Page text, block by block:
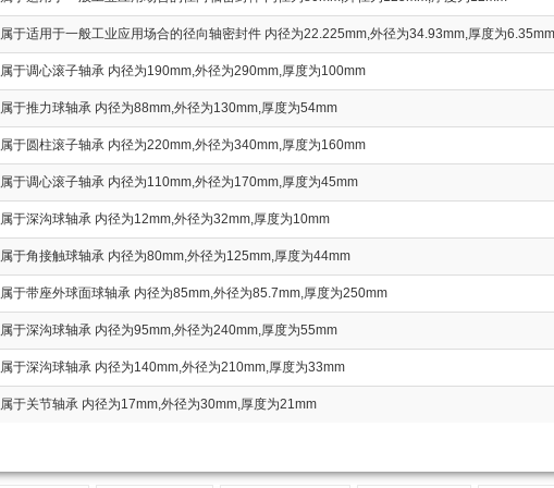
属于适用于一般工业应用场合的径向轴密封件 内径为22.225mm,外径为34.93mm,厚度为6.35mm
属于调心滚子轴承 内径为190mm,外径为290mm,厚度为100mm
属于推力球轴承 内径为88mm,外径为130mm,厚度为54mm
属于圆柱滚子轴承 内径为220mm,外径为340mm,厚度为160mm
属于调心滚子轴承 内径为110mm,外径为170mm,厚度为45mm
属于深沟球轴承 内径为12mm,外径为32mm,厚度为10mm
属于角接触球轴承 内径为80mm,外径为125mm,厚度为44mm
属于带座外球面球轴承 内径为85mm,外径为85.7mm,厚度为250mm
属于深沟球轴承 内径为95mm,外径为240mm,厚度为55mm
属于深沟球轴承 内径为140mm,外径为210mm,厚度为33mm
属于关节轴承 内径为17mm,外径为30mm,厚度为21mm